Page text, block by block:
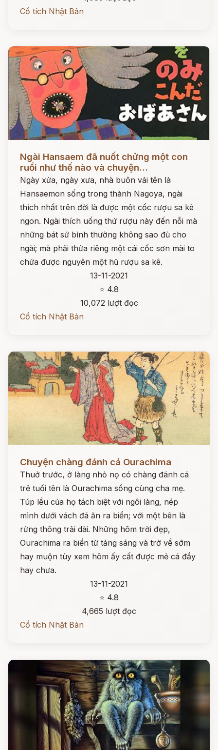
Cổ tích Nhật Bản
Ngài Hansaem đã nuốt chửng một con
ruồi như thế nào và chuyện...
Ngày xửa, ngày xưa, nhà buôn vải tên là
Hansaemon sống trong thành Nagoya, ngài
thích nhất trên đời là được một cốc rượu sa kê
ngon. Ngài thích uống thứ rượu này đến nỗi mà
những bát sứ bình thường không sao đủ cho
ngài; mà phải thửa riêng một cái cốc sơn mài to
chứa được nguyên một hũ rượu sa kê.
13-11-2021
⭐ 4.8
10,072 lượt đọc
Cổ tích Nhật Bản
Chuyện chàng đánh cá Ourachima
Thuở trước, ở làng nhỏ nọ có chàng đánh cá
trẻ tuổi tên là Ourachima sống cùng cha mẹ.
Túp lều của họ tách biệt với ngôi làng, nép
mình dưới vách đá ăn ra biển; với một bên là
rừng thông trải dài. Những hôm trời đẹp,
Ourachima ra biển từ tảng sáng và trở về sớm
hay muộn tùy xem hôm ấy cất được mẻ cá đầy
hay chưa.
13-11-2021
⭐ 4.8
4,665 lượt đọc
Cổ tích Nhật Bản